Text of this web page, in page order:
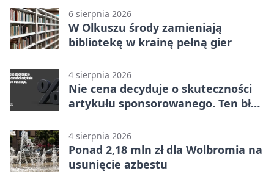
6 sierpnia 2026
W Olkuszu środy zamieniają
bibliotekę w krainę pełną gier
4 sierpnia 2026
Nie cena decyduje o skuteczności
artykułu sponsorowanego. Ten błąd
4 sierpnia 2026
Ponad 2,18 mln zł dla Wolbromia na
usunięcie azbestu